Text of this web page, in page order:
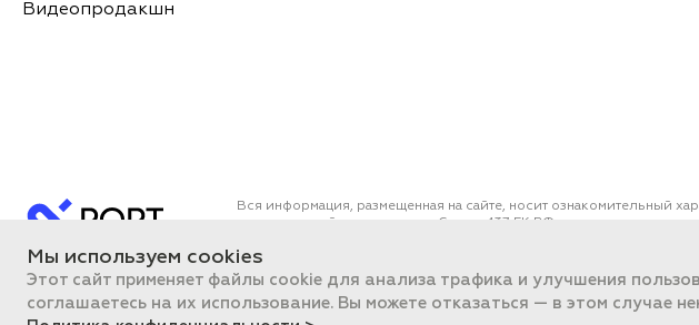
Видеопродакшн
Вся информация, размещенная на сайте, носит ознакомительный
определяемой положениями Статьи 437 ГК РФ.
ПОРТ 2011-2026
Мы используем cookies
Этот сайт применяет файлы cookie для анализа трафика и улучшения
соглашаетесь на их использование. Вы можете отказаться — в этом случае